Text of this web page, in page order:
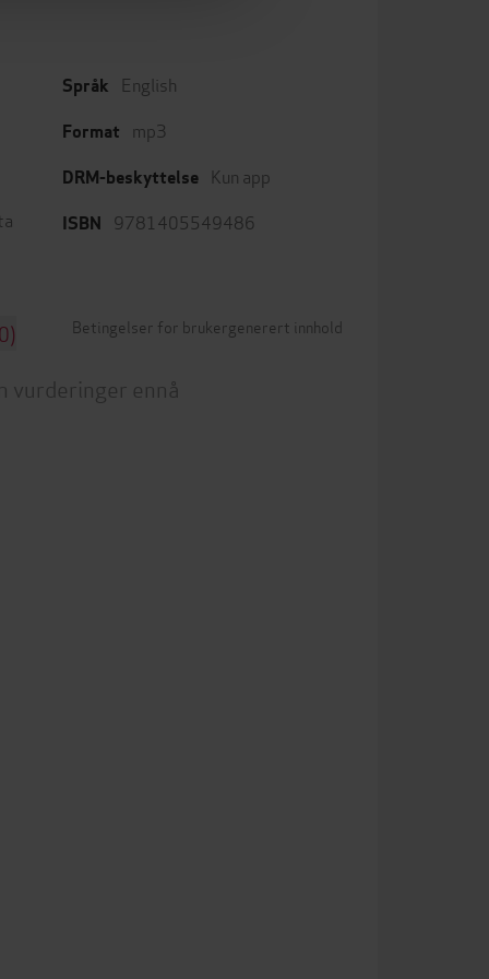
Språk English
Format mp3
DRM-beskyttelse Kun app
ISBN 9781405549486
Betingelser for brukergenerert innhold
vurderinger ennå